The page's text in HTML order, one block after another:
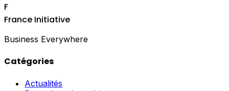
F
France Initiative
Business Everywhere
Catégories
Actualités